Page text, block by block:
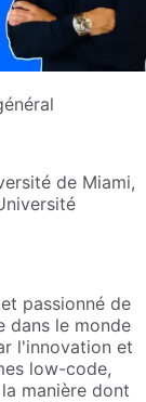
de Miami,
passionné de
dans le monde
l'innovation et
low-code,
manière dont